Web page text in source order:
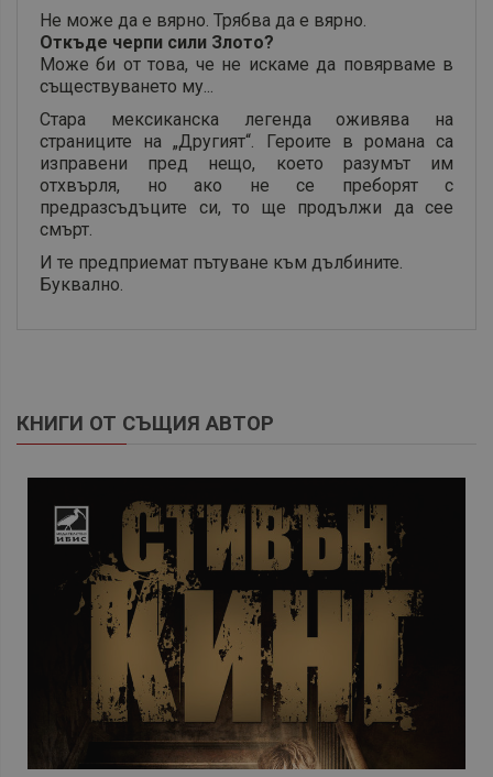
Не може да е вярно. Трябва да е вярно.
Откъде черпи сили Злото?
Може би от това, че не искаме да повярваме в
съществуването му...
Стара мексиканска легенда оживява на
страниците на „Другият“. Героите в романа са
изправени пред нещо, което разумът им
отхвърля, но ако не се преборят с
предразсъдъците си, то ще продължи да сее
смърт.
И те предприемат пътуване към дълбините.
Буквално.
КНИГИ ОТ СЪЩИЯ АВТОР